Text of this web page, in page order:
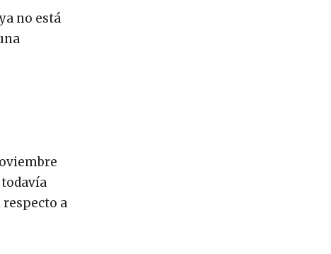
no está
todavía
respecto a